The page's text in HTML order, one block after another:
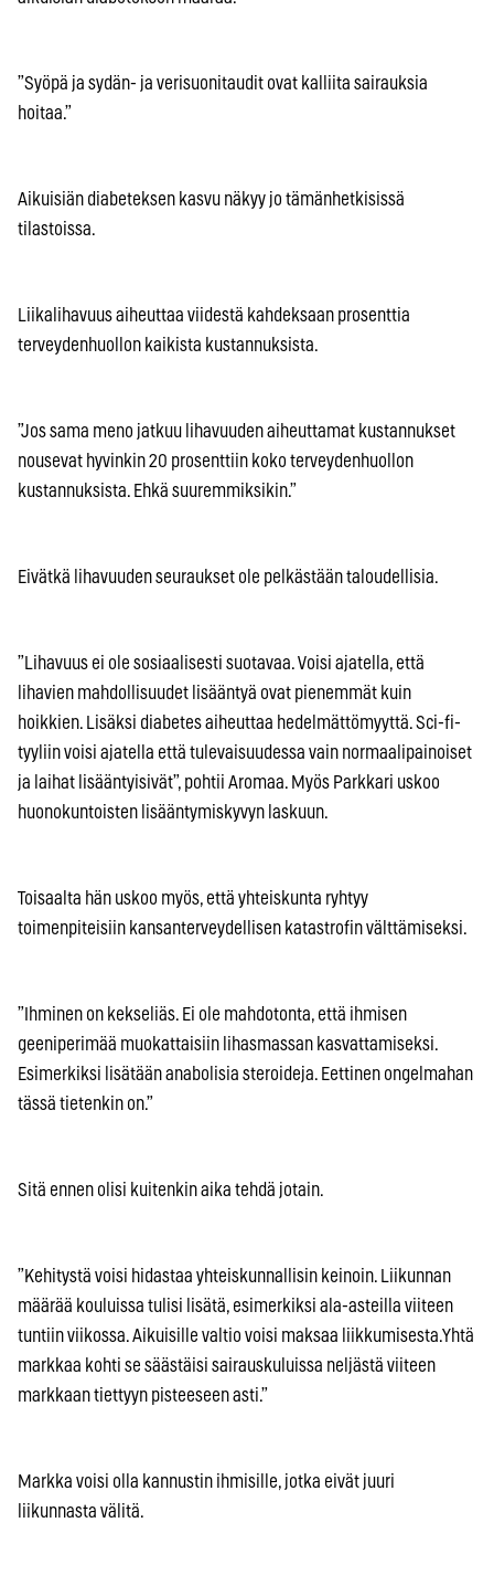
”Syöpä ja sydän- ja verisuonitaudit ovat kalliita sairauksia
hoitaa.”
Aikuisiän diabeteksen kasvu näkyy jo tämänhetkisissä
tilastoissa.
Liikalihavuus aiheuttaa viidestä kahdeksaan prosenttia
terveydenhuollon kaikista kustannuksista.
”Jos sama meno jatkuu lihavuuden aiheuttamat kustannukset
nousevat hyvinkin 20 prosenttiin koko terveydenhuollon
kustannuksista. Ehkä suuremmiksikin.”
Eivätkä lihavuuden seuraukset ole pelkästään taloudellisia.
”Lihavuus ei ole sosiaalisesti suotavaa. Voisi ajatella, että
lihavien mahdollisuudet lisääntyä ovat pienemmät kuin
hoikkien. Lisäksi diabetes aiheuttaa hedelmättömyyttä. Sci-fi-
tyyliin voisi ajatella että tulevaisuudessa vain normaalipainoiset
ja laihat lisääntyisivät”, pohtii Aromaa. Myös Parkkari uskoo
huonokuntoisten lisääntymiskyvyn laskuun.
Toisaalta hän uskoo myös, että yhteiskunta ryhtyy
toimenpiteisiin kansanterveydellisen katastrofin välttämiseksi.
”Ihminen on kekseliäs. Ei ole mahdotonta, että ihmisen
geeniperimää muokattaisiin lihasmassan kasvattamiseksi.
Esimerkiksi lisätään anabolisia steroideja. Eettinen ongelmahan
tässä tietenkin on.”
Sitä ennen olisi kuitenkin aika tehdä jotain.
”Kehitystä voisi hidastaa yhteiskunnallisin keinoin. Liikunnan
määrää kouluissa tulisi lisätä, esimerkiksi ala-asteilla viiteen
tuntiin viikossa. Aikuisille valtio voisi maksaa liikkumisesta.Yhtä
markkaa kohti se säästäisi sairauskuluissa neljästä viiteen
markkaan tiettyyn pisteeseen asti.”
Markka voisi olla kannustin ihmisille, jotka eivät juuri
liikunnasta välitä.